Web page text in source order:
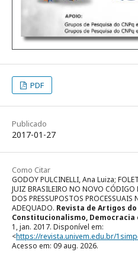
PDF
Publicado
2017-01-27
Como Citar
GODOY PULCINELLI, Ana Luiza;
JUIZ BRASILEIRO NO NOVO CÓDIGO
DOS PRESSUPOSTOS
ADEQUADO. Revista de Artigos
Constitucionalismo, Democracia
1, jan. 2017. Disponível em:
<https://revista.univem.edu.br/
Acesso em: 09 aug. 2026.